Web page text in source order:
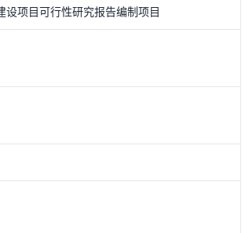
项目可行性研究报告编制项目